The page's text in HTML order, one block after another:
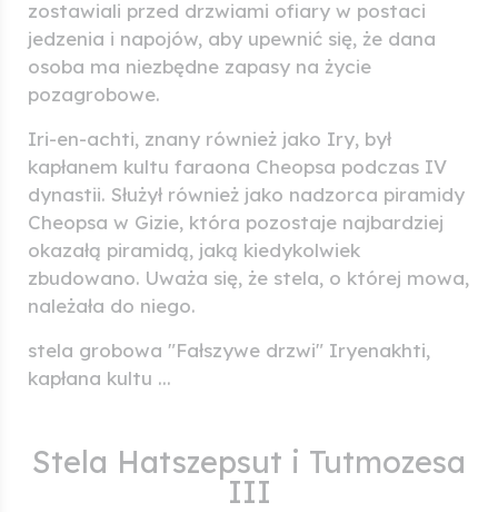
zostawiali przed drzwiami ofiary w postaci
jedzenia i napojów, aby upewnić się, że dana
osoba ma niezbędne zapasy na życie
pozagrobowe.
Iri-en-achti, znany również jako Iry, był
kapłanem kultu faraona Cheopsa podczas IV
dynastii. Służył również jako nadzorca piramidy
Cheopsa w Gizie, która pozostaje najbardziej
okazałą piramidą, jaką kiedykolwiek
zbudowano. Uważa się, że stela, o której mowa,
należała do niego.
stela grobowa "Fałszywe drzwi" Iryenakhti,
kapłana kultu ...
Stela Hatszepsut i Tutmozesa
III